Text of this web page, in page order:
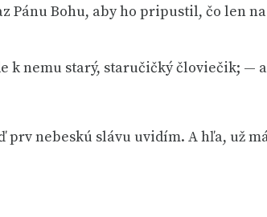
Pánu Bohu, aby ho pripustil, čo len
nemu starý, staručičký človiečik; —
nebeskú slávu uvidím. A hľa, už